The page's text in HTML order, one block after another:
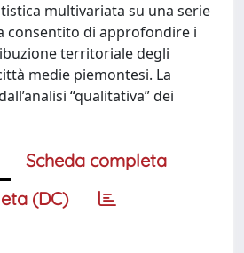
multivariata su una serie
consentito di approfondire i
territoriale degli
medie piemontesi. La
“qualitativa” dei
Scheda completa
(DC)